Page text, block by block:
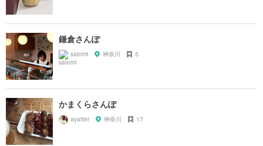
鎌倉さんぽ
satomi 神奈川 5
かまくらさんぽ
ayatter 神奈川 17